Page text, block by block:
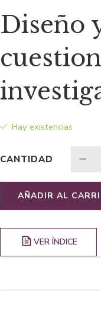
era:
Diseño
Hay existencias
CANTIDAD
AÑADIR AL
VER ÍNDICE